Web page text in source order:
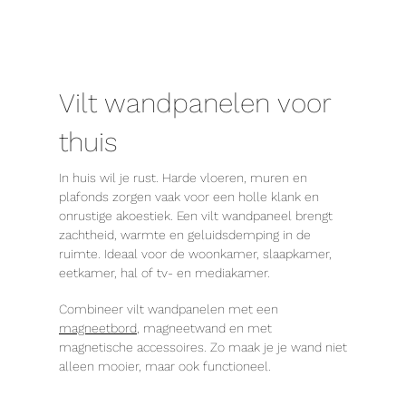
Vilt wandpanelen voor
thuis
In huis wil je rust. Harde vloeren, muren en
plafonds zorgen vaak voor een holle klank en
onrustige akoestiek. Een vilt wandpaneel brengt
zachtheid, warmte en geluidsdemping in de
ruimte. Ideaal voor de woonkamer, slaapkamer,
eetkamer, hal of tv- en mediakamer.
Combineer vilt wandpanelen met een
magneetbord, magneetwand en met
magnetische accessoires. Zo maak je je wand niet
alleen mooier, maar ook functioneel.